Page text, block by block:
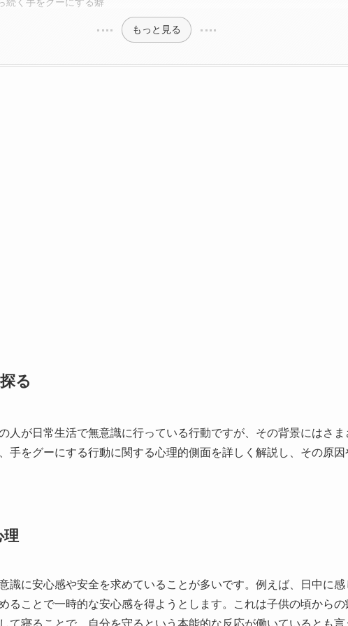
もっと見る
る
人が日常生活で無意識に行っている行動ですが、その背景にはさ
手をグーにする行動に関する心理的側面を詳しく解説し、その原
理
識に安心感や安全を求めていることが多いです。例えば、日中に
ることで一時的な安心感を得ようとします。これは子供の頃から
て寝ることで、自分を守るという本能的な反応が働いているとも言